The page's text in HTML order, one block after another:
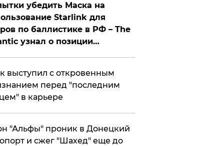
убедить Маска на
Starlink для
по баллистике в РФ – The
узнал о позиции
выступил с откровенным
перед "последним
в карьере
"Альфы" проник в Донецкий
и сжег "Шахед" еще до